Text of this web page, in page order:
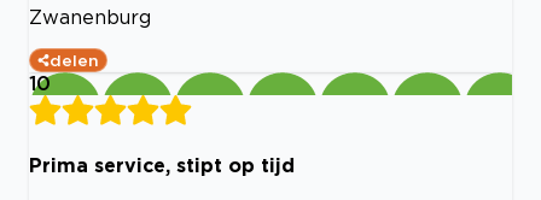
Zwanenburg
delen
10
Prima service, stipt op tijd